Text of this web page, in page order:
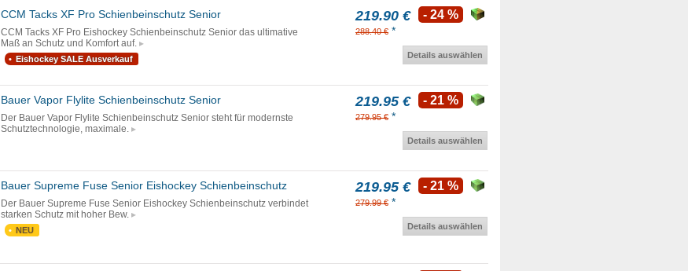
CCM Tacks XF Pro Schienbeinschutz Senior
CCM Tacks XF Pro Eishockey Schienbeinschutz Senior das ultimative
Maß an Schutz und Komfort auf.
Eishockey SALE Ausverkauf
219.90 €
288.40 € *
- 24 %
Details auswählen
Bauer Vapor Flylite Schienbeinschutz Senior
Der Bauer Vapor Flylite Schienbeinschutz Senior steht für modernste
Schutztechnologie, maximale.
219.95 €
279.95 € *
- 21 %
Details auswählen
Bauer Supreme Fuse Senior Eishockey Schienbeinschutz
Der Bauer Supreme Fuse Senior Eishockey Schienbeinschutz verbindet
starken Schutz mit hoher Bew.
NEU
219.95 €
279.99 € *
- 21 %
Details auswählen